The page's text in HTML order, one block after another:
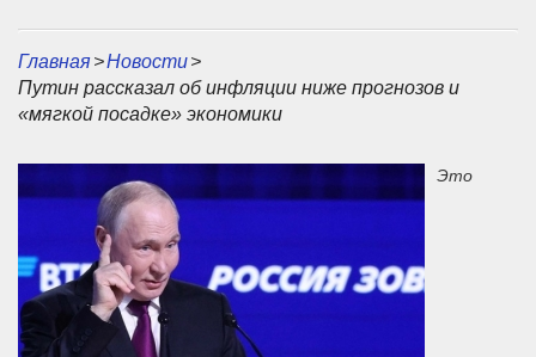
Главная>Новости>
Путин рассказал об инфляции ниже прогнозов и
«мягкой посадке» экономики
Это